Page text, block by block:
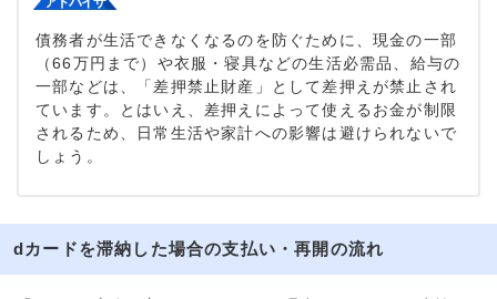
債務者が生活できなくなるのを防ぐために、現金の一部
（66万円まで）や衣服・寝具などの生活必需品、給与の
一部などは、「差押禁止財産」として差押えが禁止され
ています。とはいえ、差押えによって使えるお金が制限
されるため、日常生活や家計への影響は避けられないで
しょう。
dカードを滞納した場合の支払い・再開の流れ